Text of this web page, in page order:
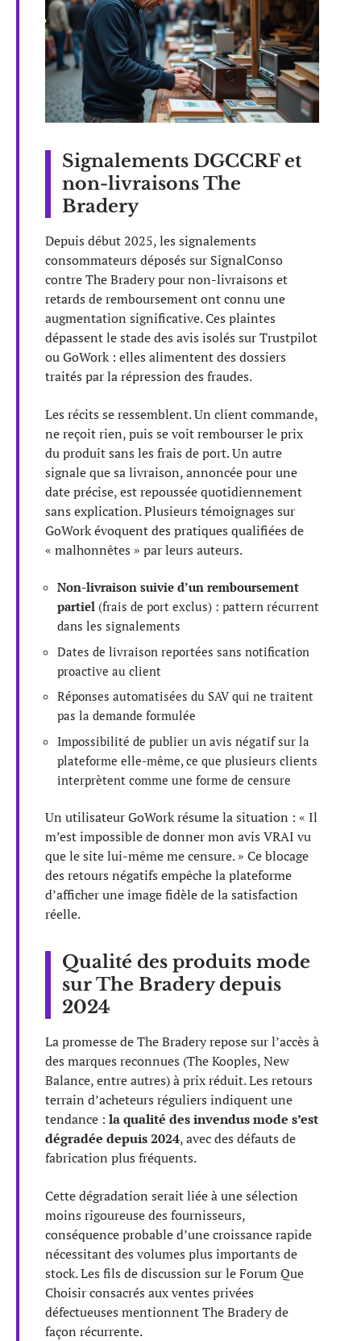
Signalements DGCCRF et
non-livraisons The
Bradery
Depuis début 2025, les signalements
consommateurs déposés sur SignalConso
contre The Bradery pour non-livraisons et
retards de remboursement ont connu une
augmentation significative. Ces plaintes
dépassent le stade des avis isolés sur Trustpilot
ou GoWork : elles alimentent des dossiers
traités par la répression des fraudes.
Les récits se ressemblent. Un client commande,
ne reçoit rien, puis se voit rembourser le prix
du produit sans les frais de port. Un autre
signale que sa livraison, annoncée pour une
date précise, est repoussée quotidiennement
sans explication. Plusieurs témoignages sur
GoWork évoquent des pratiques qualifiées de
« malhonnêtes » par leurs auteurs.
Non-livraison suivie d’un remboursement
partiel (frais de port exclus) : pattern récurrent
dans les signalements
Dates de livraison reportées sans notification
proactive au client
Réponses automatisées du SAV qui ne traitent
pas la demande formulée
Impossibilité de publier un avis négatif sur la
plateforme elle-même, ce que plusieurs clients
interprètent comme une forme de censure
Un utilisateur GoWork résume la situation : « Il
m’est impossible de donner mon avis VRAI vu
que le site lui-même me censure. » Ce blocage
des retours négatifs empêche la plateforme
d’afficher une image fidèle de la satisfaction
réelle.
Qualité des produits mode
sur The Bradery depuis
2024
La promesse de The Bradery repose sur l’accès à
des marques reconnues (The Kooples, New
Balance, entre autres) à prix réduit. Les retours
terrain d’acheteurs réguliers indiquent une
tendance : la qualité des invendus mode s’est
dégradée depuis 2024, avec des défauts de
fabrication plus fréquents.
Cette dégradation serait liée à une sélection
moins rigoureuse des fournisseurs,
conséquence probable d’une croissance rapide
nécessitant des volumes plus importants de
stock. Les fils de discussion sur le Forum Que
Choisir consacrés aux ventes privées
défectueuses mentionnent The Bradery de
façon récurrente.